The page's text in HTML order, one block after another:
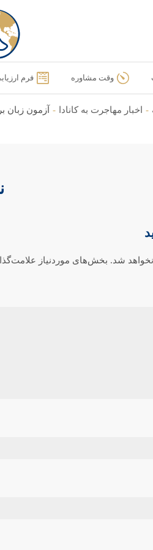
وقت مشاوره فرم
- اخبار مهاجرت به کانادا - آزمون زبان
شد. بخش‌های موردنیاز